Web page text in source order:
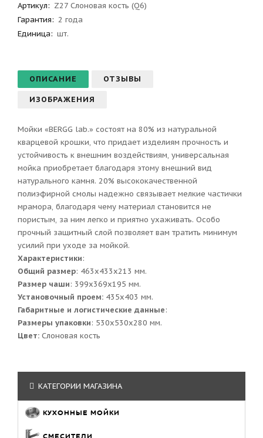
Артикул: Z27 Слоновая кость (Q6)
Гарантия: 2 года
Единица: шт.
ОПИСАНИЕ ОТЗЫВЫ
ИЗОБРАЖЕНИЯ
Мойки «BERGG lab.» состоят на 80% из натуральной
кварцевой крошки, что придает изделиям прочность и
устойчивость к внешним воздействиям, универсальная
мойка приобретает благодаря этому внешний вид
натурального камня. 20% высококачественной
полиэфирной смолы надежно связывает мелкие частички
мрамора, благодаря чему материал становится не
пористым, за ним легко и приятно ухаживать. Особо
прочный защитный слой позволяет вам тратить минимум
усилий при уходе за мойкой.
Характеристики:
Общий размер: 463x433x213 мм.
Размер чаши: 399x369x195 мм.
Установочный проем: 435x403 мм.
Габаритные и логистические данные:
Размеры упаковки: 530x530x280 мм.
Цвет: Слоновая кость
КАТЕГОРИИ МАГАЗИНА
КУХОННЫЕ МОЙКИ